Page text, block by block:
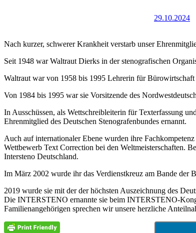
29.10.2024
Nach kurzer, schwerer Krankheit verstarb unser
Seit 1948 war Waltraut Dierks in der stenografischen
Waltraut war von 1958 bis 1995 Lehrerin für Bürowirtschaft
Von 1984 bis 1995 war sie Vorsitzende des
In Ausschüssen, als Wettschreibleiterin für Texterfassung
Ehrenmitglied des Deutschen Stenografenbundes ernannt.
Auch auf internationaler Ebene wurden ihre
Wettbewerb Text Correction bei den Weltmeisterschaften.
Intersteno Deutschland.
Im März 2002 wurde ihr das Verdienstkreuz am Bande der
2019 wurde sie mit der der höchsten Auszeichnung des
Die INTERSTENO ernannte sie beim INTERSTENO-
Familienangehörigen sprechen wir unsere herzliche
Aktuelles
Suchen